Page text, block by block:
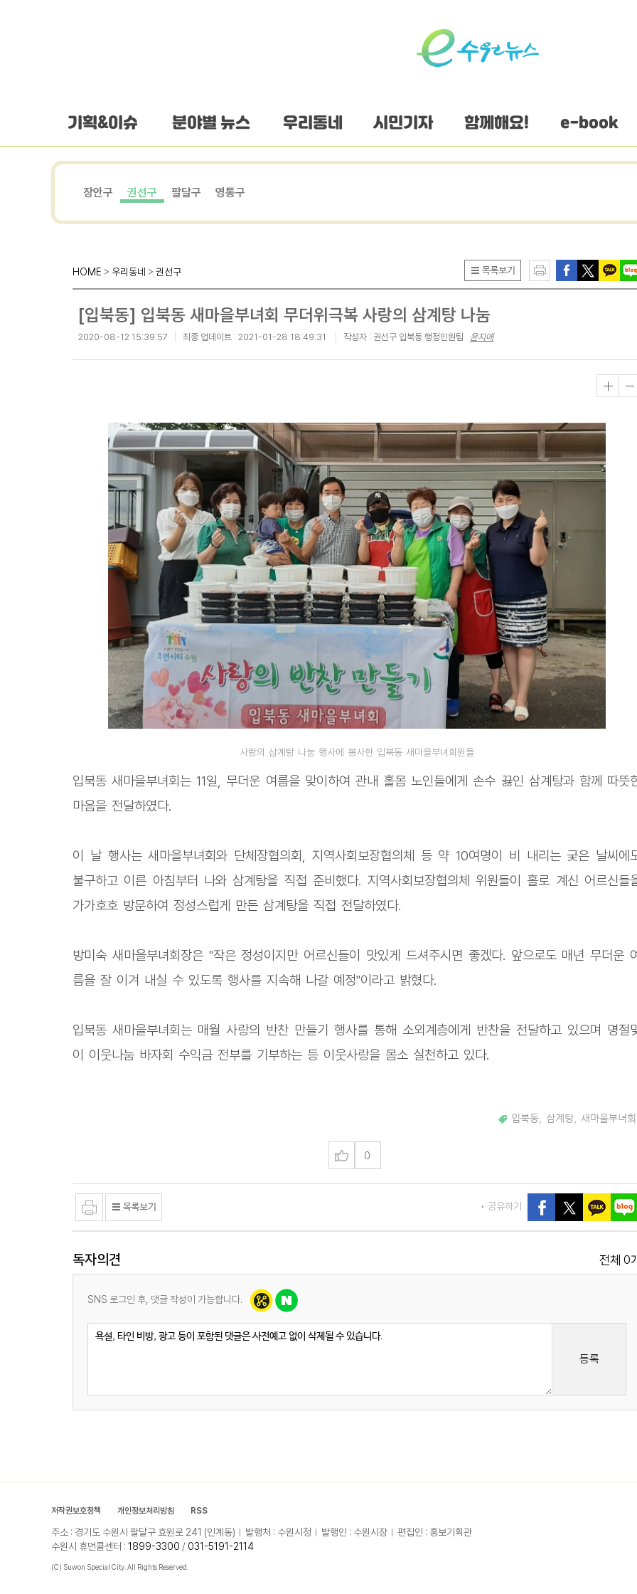
기획&이슈 분야별 뉴스 우리동네 시민기자 함께해요! e-book
장안구 권선구 팔달구 영통구
HOME > 우리동네 > 권선구
[입북동] 입북동 새마을부녀회 무더위극복 사랑의 삼계탕 나눔
2020-08-12 15:39:57 최종 업데이트 : 2021-01-28 18:49:31 작성자 : 권선구 입북동 행정민원팀 윤지애
사랑의 삼계탕 나눔 행사에 봉사한 입북동 새마을부녀회원들
입북동 새마을부녀회는 11일, 무더운 여름을 맞이하여 관내 홀몸 노인들에게 손수 끓인 삼계탕과 함께 따뜻
마음을 전달하였다.
이 날 행사는 새마을부녀회와 단체장협의회, 지역사회보장협의체 등 약 10여명이 비 내리는 궂은 날씨에
불구하고 이른 아침부터 나와 삼계탕을 직접 준비했다. 지역사회보장협의체 위원들이 홀로 계신 어르신들
가가호호 방문하여 정성스럽게 만든 삼계탕을 직접 전달하였다.
방미숙 새마을부녀회장은 "작은 정성이지만 어르신들이 맛있게 드셔주시면 좋겠다. 앞으로도 매년 무더운
름을 잘 이겨 내실 수 있도록 행사를 지속해 나갈 예정"이라고 밝혔다.
입북동 새마을부녀회는 매월 사랑의 반찬 만들기 행사를 통해 소외계층에게 반찬을 전달하고 있으며 명절
이 이웃나눔 바자회 수익금 전부를 기부하는 등 이웃사랑을 몸소 실천하고 있다.
입북동 삼계탕 새마을부녀회
0
공유하기
독자의견 전체 0
SNS 로그인 후, 댓글 작성이 가능합니다.
등록
저작권보호정책 개인정보처리방침 RSS
주소 : 경기도 수원시 팔달구 효원로 241 (인계동) 발행처 : 수원시청 발행인 : 수원시장
편집인 : 홍보기획관
수원시 휴먼콜센터 : 1899-3300 / 031-5191-2114
(C) Suwon Special City. All Rights Reserved.